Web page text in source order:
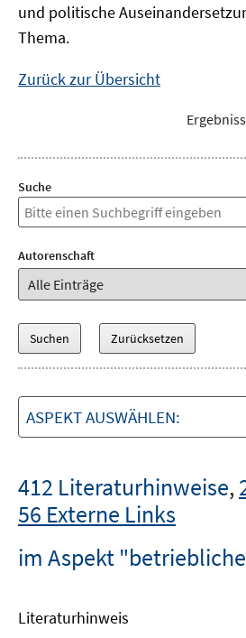
und politische
Thema.
Zurück zur Übersicht
Suche
Autorenschaft
ASPEKT AUSWÄHLEN:
412 Literaturhinweise,
56 Externe Links
im Aspekt
Literaturhinweis